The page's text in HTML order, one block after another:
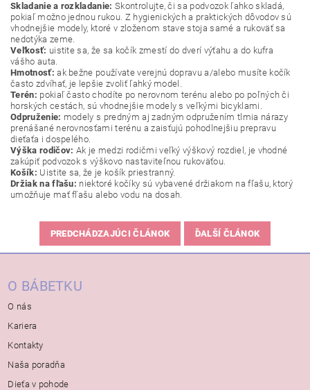
Skladanie a rozkladanie: Skontrolujte, či sa podvozok ľahko skladá,
pokiaľ možno jednou rukou. Z hygienických a praktických dôvodov sú
vhodnejšie modely, ktoré v zloženom stave stoja samé a rukoväť sa
nedotýka zeme.
Veľkosť: uistite sa, že sa kočík zmestí do dverí výťahu a do kufra
vášho auta.
Hmotnosť: ak bežne používate verejnú dopravu a/alebo musíte kočík
často zdvíhať, je lepšie zvoliť ľahký model.
Terén: pokiaľ často chodíte po nerovnom terénu alebo po poľných či
horských cestách, sú vhodnejšie modely s veľkými bicyklami.
Odpruženie: modely s predným aj zadným odpružením tlmia nárazy
prenášané nerovnosťami terénu a zaisťujú pohodlnejšiu prepravu
dieťaťa i dospelého.
Výška rodičov: Ak je medzi rodičmi veľký výškový rozdiel, je vhodné
zakúpiť podvozok s výškovo nastaviteľnou rukoväťou.
Košík: Uistite sa, že je košík priestranný.
Držiak na fľašu: niektoré kočíky sú vybavené držiakom na fľašu, ktorý
umožňuje mať fľašu alebo vodu na dosah.
PREDCHÁDZAJÚCI ČLÁNOK ĎALŠÍ ČLÁNOK
O BÁBETKU
O nás
Kariera
Kontakty
Naša poradňa
Dieťa v pohode